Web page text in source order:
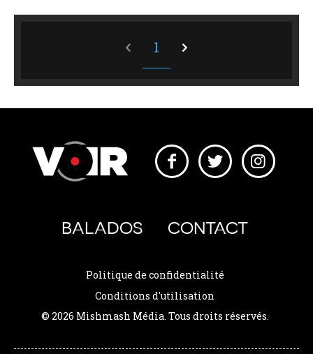
1
BALADOS CONTACT
Politique de confidentialité
Conditions d'utilisation
© 2026 Mishmash Média. Tous droits réservés.